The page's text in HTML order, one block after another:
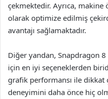
çekmektedir. Ayrıca,
olarak optimize edilmiş
avantajı sağlamaktadır.
Diğer yandan, Snapdragon
için en iyi seçeneklerden
grafik performansı ile dikkat
deneyimini daha önce hiç